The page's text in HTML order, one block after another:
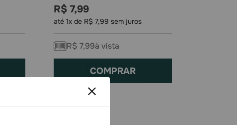
R$ 7,99
até1x de R$ 7,99 sem juros
R$ 7,99à vista
COMPRAR